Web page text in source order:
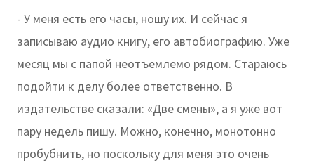
- У меня есть его часы, ношу их. И сейчас я
записываю аудио книгу, его автобиографию. Уже
месяц мы с папой неотъемлемо рядом. Стараюсь
подойти к делу более ответственно. В
издательстве сказали: «Две смены», а я уже вот
пару недель пишу. Можно, конечно, монотонно
пробубнить, но поскольку для меня это очень